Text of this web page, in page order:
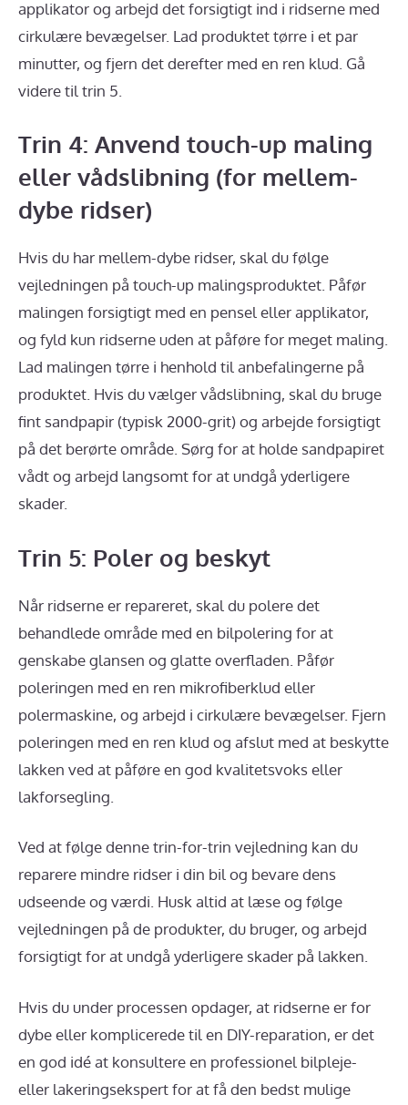
applikator og arbejd det forsigtigt ind i ridserne med
cirkulære bevægelser. Lad produktet tørre i et par
minutter, og fjern det derefter med en ren klud. Gå
videre til trin 5.
Trin 4: Anvend touch-up maling
eller vådslibning (for mellem-
dybe ridser)
Hvis du har mellem-dybe ridser, skal du følge
vejledningen på touch-up malingsproduktet. Påfør
malingen forsigtigt med en pensel eller applikator,
og fyld kun ridserne uden at påføre for meget maling.
Lad malingen tørre i henhold til anbefalingerne på
produktet. Hvis du vælger vådslibning, skal du bruge
fint sandpapir (typisk 2000-grit) og arbejde forsigtigt
på det berørte område. Sørg for at holde sandpapiret
vådt og arbejd langsomt for at undgå yderligere
skader.
Trin 5: Poler og beskyt
Når ridserne er repareret, skal du polere det
behandlede område med en bilpolering for at
genskabe glansen og glatte overfladen. Påfør
poleringen med en ren mikrofiberklud eller
polermaskine, og arbejd i cirkulære bevægelser. Fjern
poleringen med en ren klud og afslut med at beskytte
lakken ved at påføre en god kvalitetsvoks eller
lakforsegling.
Ved at følge denne trin-for-trin vejledning kan du
reparere mindre ridser i din bil og bevare dens
udseende og værdi. Husk altid at læse og følge
vejledningen på de produkter, du bruger, og arbejd
forsigtigt for at undgå yderligere skader på lakken.
Hvis du under processen opdager, at ridserne er for
dybe eller komplicerede til en DIY-reparation, er det
en god idé at konsultere en professionel bilpleje-
eller lakeringsekspert for at få den bedst mulige